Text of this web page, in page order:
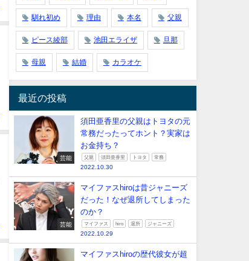
馴れ初め 理由 本名 父親
ピース綾部 池田エライザ 旦那
母親 結婚 カラオケ
最近の投稿
芸能
須田亜香里の父親はトヨタの元
常務だったってホント？実家は
お金持ち？
父親 須田亜香里 トヨタ 常務
2022.10.30
芸能
マイファスhiroは昔ジャニーズ
だった！なぜ退所してしまった
のか？
マイファス hiro 退所 ジャニーズ
2022.10.29
マイファスhiroの歴代彼女が超